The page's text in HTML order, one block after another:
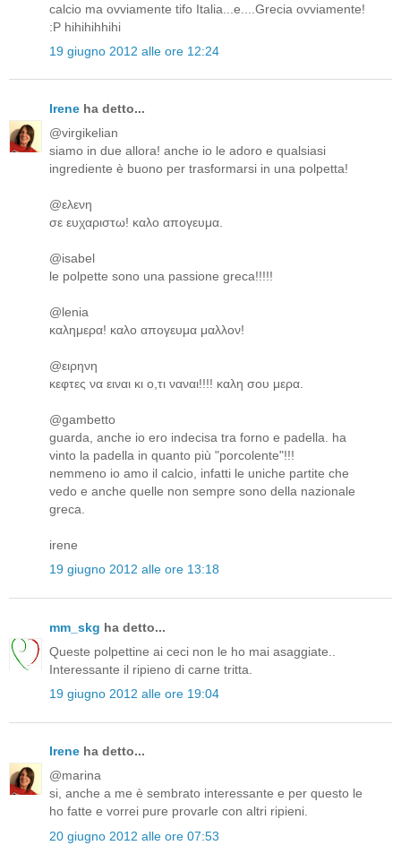
calcio ma ovviamente tifo Italia...e....Grecia ovviamente!
:P hihihihhihi
19 giugno 2012 alle ore 12:24
Irene ha detto...
@virgikelian
siamo in due allora! anche io le adoro e qualsiasi
ingrediente è buono per trasformarsi in una polpetta!
@ελενη
σε ευχαριστω! καλο απογευμα.
@isabel
le polpette sono una passione greca!!!!!
@lenia
καλημερα! καλο απογευμα μαλλον!
@ειρηνη
κεφτες να ειναι κι ο,τι ναναι!!!! καλη σου μερα.
@gambetto
guarda, anche io ero indecisa tra forno e padella. ha
vinto la padella in quanto più "porcolente"!!!
nemmeno io amo il calcio, infatti le uniche partite che
vedo e anche quelle non sempre sono della nazionale
greca.
irene
19 giugno 2012 alle ore 13:18
mm_skg ha detto...
Queste polpettine ai ceci non le ho mai asaggiate..
Interessante il ripieno di carne tritta.
19 giugno 2012 alle ore 19:04
Irene ha detto...
@marina
si, anche a me è sembrato interessante e per questo le
ho fatte e vorrei pure provarle con altri ripieni.
20 giugno 2012 alle ore 07:53